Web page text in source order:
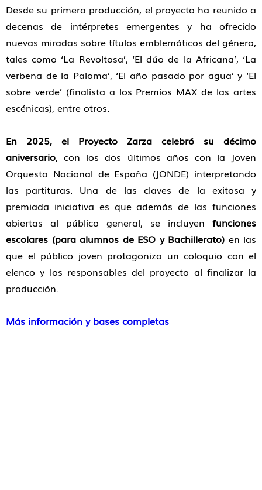
Desde su primera producción, el proyecto ha reunido a
decenas de intérpretes emergentes y ha ofrecido
nuevas miradas sobre títulos emblemáticos del género,
tales como ‘La Revoltosa’, ‘El dúo de la Africana’, ‘La
verbena de la Paloma’, ‘El año pasado por agua’ y ‘El
sobre verde’ (finalista a los Premios MAX de las artes
escénicas), entre otros.
En 2025, el Proyecto Zarza celebró su décimo
aniversario, con los dos últimos años con la Joven
Orquesta Nacional de España (JONDE) interpretando
las partituras. Una de las claves de la exitosa y
premiada iniciativa es que además de las funciones
abiertas al público general, se incluyen funciones
escolares (para alumnos de ESO y Bachillerato) en las
que el público joven protagoniza un coloquio con el
elenco y los responsables del proyecto al finalizar la
producción.
Más información y bases completas